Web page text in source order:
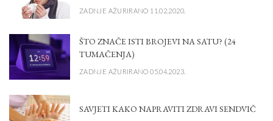
ZADNJE AŽURIRANO 11.02.2020.
ŠTO ZNAČE ISTI BROJEVI NA SATU? (24
TUMAČENJA)
ZADNJE AŽURIRANO 05.04.2023.
SAVJETI KAKO NAPRAVITI ZDRAVI SENDVIČ